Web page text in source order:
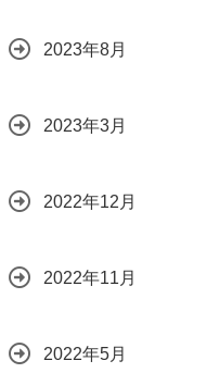
2023年8月
2023年3月
2022年12月
2022年11月
2022年5月